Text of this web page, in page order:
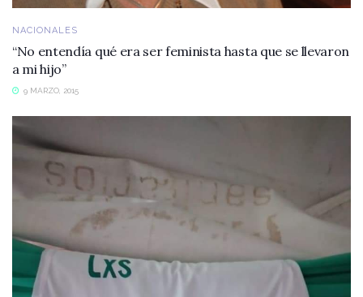
NACIONALES
“No entendía qué era ser feminista hasta que se llevaron
a mi hijo”
9 MARZO, 2015